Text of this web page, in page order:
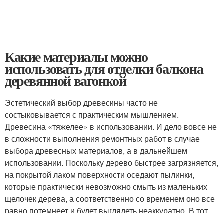
Какие материалы можно
использовать для отделки балкона
деревянной вагонкой
Эстетический выбор древесины часто не
состыковывается с практическим мышлением.
Древесина «тяжелее» в использовании. И дело вовсе не
в сложности выполнения ремонтных работ в случае
выбора древесных материалов, а в дальнейшем
использовании. Поскольку дерево быстрее загрязняется,
на покрытой лаком поверхности оседают пылинки,
которые практически невозможно смыть из маленьких
щелочек дерева, а соответственно со временем оно все
равно потемнеет и будет выглядеть неаккуратно. В тот